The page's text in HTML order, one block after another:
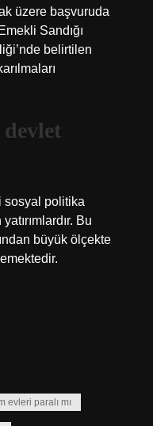
üzere başvuruda
Sandığı
belirtilen
sosyal politika
Bu
büyük ölçekte
evleri paralı mı